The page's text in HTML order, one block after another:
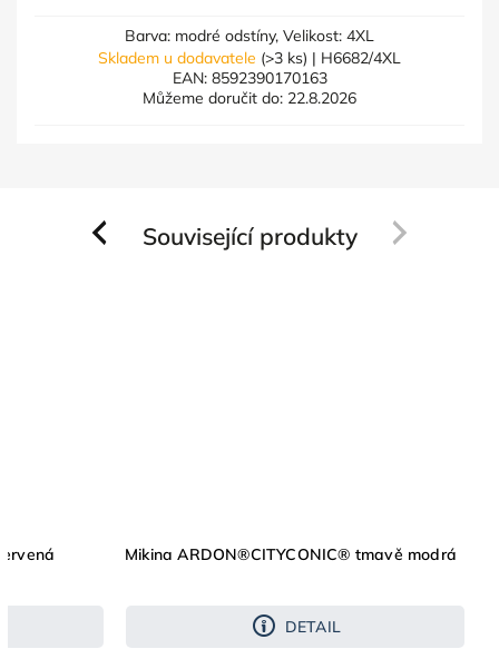
Barva: modré odstíny, Velikost: 4XL
Skladem u dodavatele (>3 ks) | H6682/4XL
EAN: 8592390170163
Můžeme doručit do: 22.8.2026
Související produkty
Previous
Mikina ARDON®CITYCONIC® tmavě modrá
DETAIL
Next